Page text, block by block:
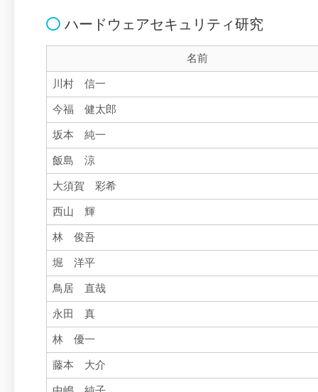
ハードウェアセキュリティ研究
名前
川村 信一
今福 健太郎
坂本 純一
飯島 涼
大須賀 彩希
西山 輝
林 俊吾
堀 洋平
鳥居 直哉
永田 真
林 優一
藤本 大介